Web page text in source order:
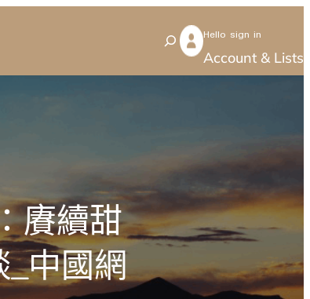
S
e
Hello sign in
Account & Lists
賡續甜
_中國網